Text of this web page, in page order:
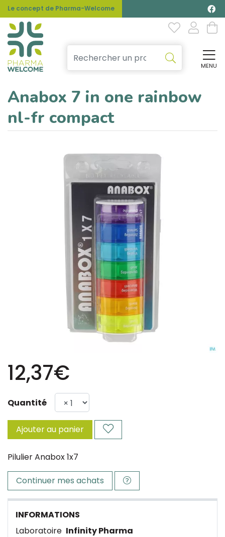
Le concept de Pharma-Welcome
MENU
Anabox 7 in one rainbow
nl-fr compact
12,37€
Quantité
Ajouter au panier
Pilulier Anabox 1x7
Continuer mes achats
INFORMATIONS
Laboratoire Infinity Pharma